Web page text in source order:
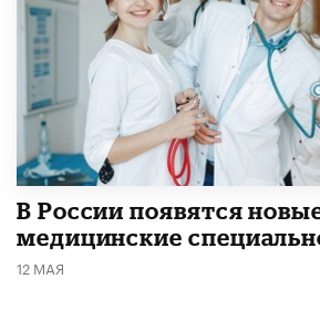
В России появятся
медицинские
12 МАЯ